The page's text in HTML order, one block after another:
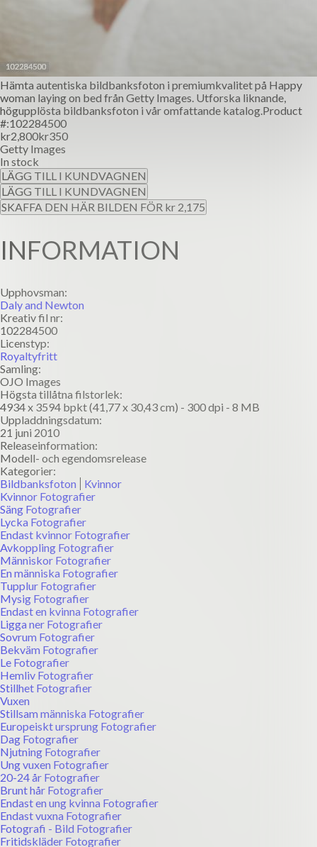
Hämta autentiska bildbanksfoton i premiumkvalitet på Happy
woman laying on bed från Getty Images. Utforska liknande,
högupplösta bildbanksfoton i vår omfattande katalog. Product
#:102284500
kr2,800kr350
Getty Images
In stock
LÄGG TILL I KUNDVAGNEN
LÄGG TILL I KUNDVAGNEN
SKAFFA DEN HÄR BILDEN FÖR kr 2,175
INFORMATION
Upphovsman:
Daly and Newton
Kreativ fil nr:
102284500
Licenstyp:
Royaltyfritt
Samling:
OJO Images
Högsta tillåtna filstorlek:
4934 x 3594 bpkt (41,77 x 30,43 cm) - 300 dpi - 8 MB
Uppladdningsdatum:
21 juni 2010
Releaseinformation:
Modell- och egendomsrelease
Kategorier:
Bildbanksfoton
Kvinnor
Kvinnor Fotografier
Säng Fotografier
Lycka Fotografier
Endast kvinnor Fotografier
Avkoppling Fotografier
Människor Fotografier
En människa Fotografier
Tupplur Fotografier
Mysig Fotografier
Endast en kvinna Fotografier
Ligga ner Fotografier
Sovrum Fotografier
Bekväm Fotografier
Le Fotografier
Hemliv Fotografier
Stillhet Fotografier
Vuxen
Stillsam människa Fotografier
Europeiskt ursprung Fotografier
Dag Fotografier
Njutning Fotografier
Ung vuxen Fotografier
20-24 år Fotografier
Brunt hår Fotografier
Endast en ung kvinna Fotografier
Endast vuxna Fotografier
Fotografi - Bild Fotografier
Fritidskläder Fotografier